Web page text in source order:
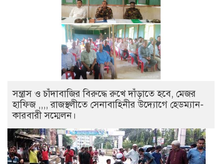
সন্ত্রাস ও চাঁদাবাজির বিরুদ্ধে রুখে দাঁড়াতে হবে, মেজর
হাফিজ ,,,, রাজস্থলীতে সেনাবাহিনীর উদ্যোগে হেডম্যান-
কারবারী সম্মেলন।